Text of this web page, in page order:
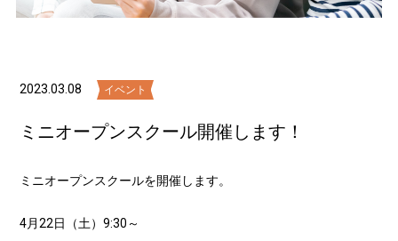
2023.03.08 イベント
ミニオープンスクール開催します！
ミニオープンスクールを開催します。
4月22日（土）9:30～